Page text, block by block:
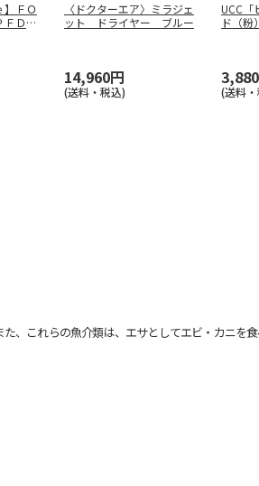
】ＦＯ
Ｄ１
〈ドクターエア〉ミラジェ
ット ドライヤー ブルー
14,960円
(送料・税込)
UCC「
ド（
(送料
これらの魚介類は、エサとしてエビ・カニを食